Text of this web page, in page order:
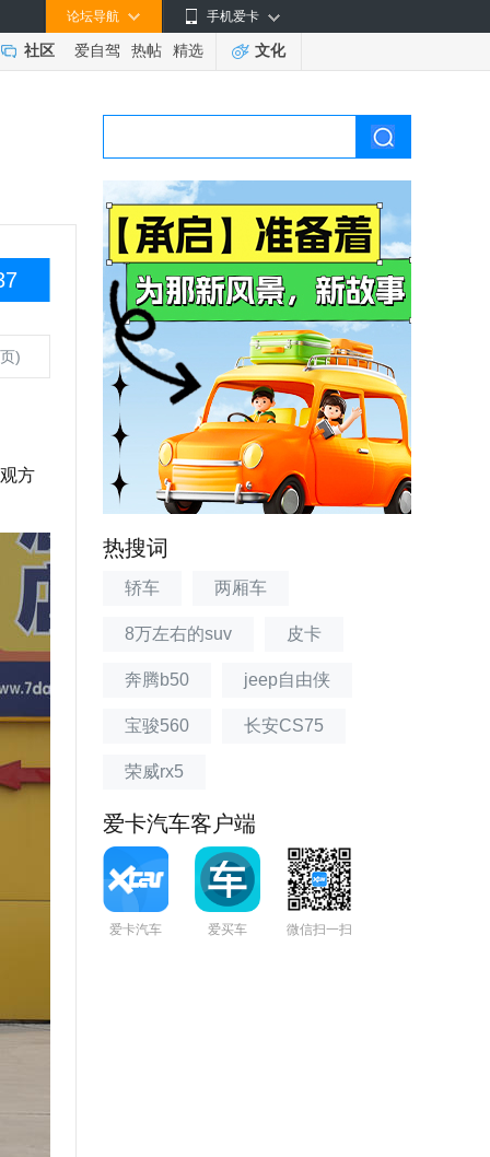
手机爱卡
论坛导航
社区 爱自驾 热帖 精选 文化
)
方
热搜词
轿车 两厢车
8万左右的suv 皮卡
奔腾b50 jeep自由侠
宝骏560 长安CS75
荣威rx5
爱卡汽车客户端
爱卡汽车 爱买车 微信扫一扫